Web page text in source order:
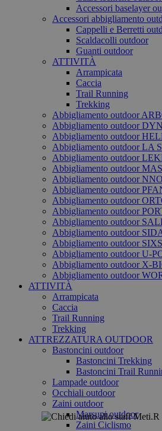
Accessori baselayer
Accessori abbigliamento
Cappelli e Berretti
Scaldacolli outdoor
Guanti outdoor
ATTIVITÀ
Arrampicata
Caccia
Trail Running
Trekking
Abbigliamento outdoor
Abbigliamento outdoor
Abbigliamento outdoor
Abbigliamento outdoor LA
Abbigliamento outdoor
Abbigliamento outdoor
Abbigliamento outdoor
Abbigliamento outdoor
Abbigliamento outdoor
Abbigliamento outdoor
Abbigliamento outdoor
Abbigliamento outdoor
Abbigliamento outdoor SIXS
Abbigliamento outdoor U-
Abbigliamento outdoor X-
Abbigliamento outdoor
ATTIVITÀ
Arrampicata
Caccia
Trail Running
Trekking
ATTREZZATURA OUTDOOR
Bastoncini outdoor
Bastoncini Trekking
Bastoncini Trail
Lampade outdoor
Occhiali outdoor
Zaini outdoor
Marsupi outdoor
Zaini Ciclismo